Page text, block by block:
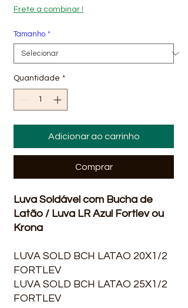
Frete a combinar !
Tamanho *
Quantidade *
Adicionar ao carrinho
Comprar
Luva Soldável com Bucha de
Latão / Luva LR Azul Fortlev ou
Krona
LUVA SOLD BCH LATAO 20X1/2
FORTLEV
LUVA SOLD BCH LATAO 25X1/2
FORTLEV